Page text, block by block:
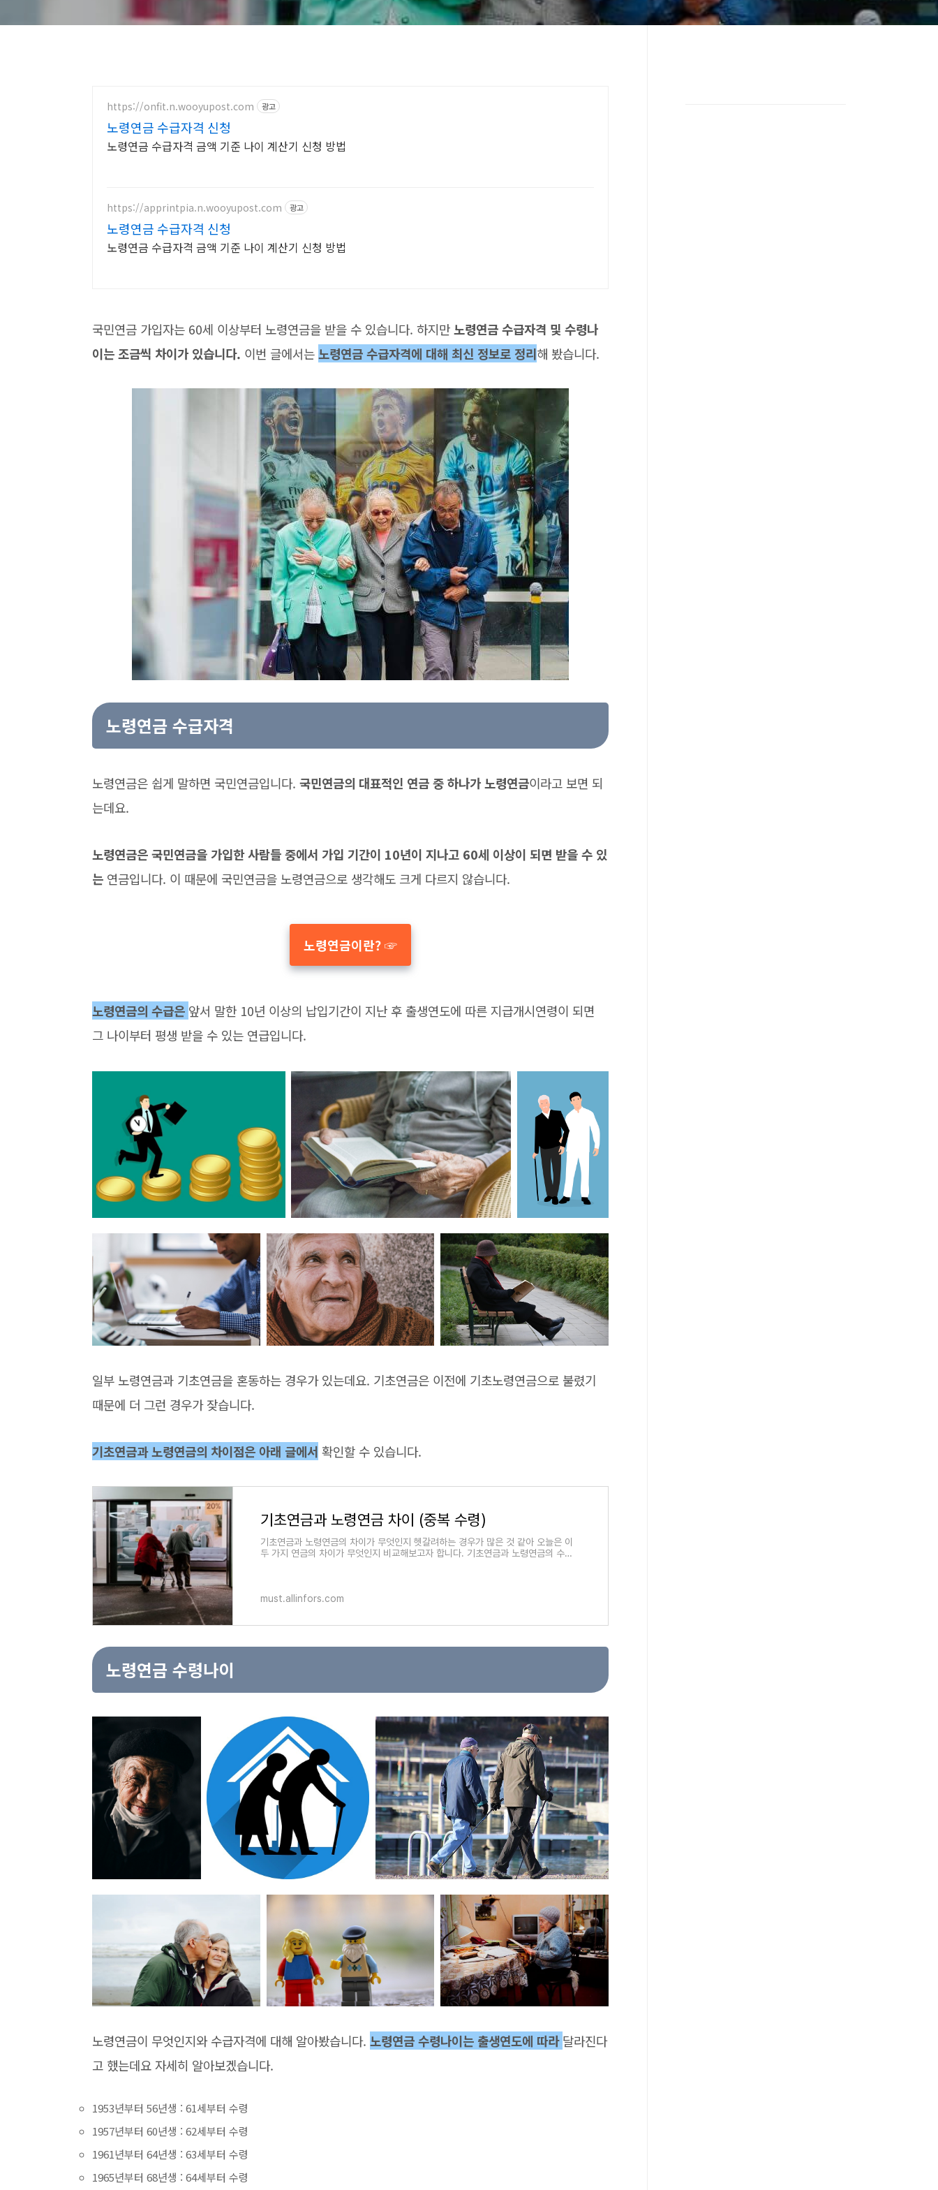
https://onfit.n.wooyupost.com 광고
노령연금 수급자격 신청
노령연금 수급자격 금액 기준 나이 계산기 신청 방법
https://apprintpia.n.wooyupost.com 광고
노령연금 수급자격 신청
노령연금 수급자격 금액 기준 나이 계산기 신청 방법
국민연금 가입자는 60세 이상부터 노령연금을 받을 수 있습니다. 하지만노령연금 수급자격 및 수령나
이는 조금씩 차이가 있습니다. 이번 글에서는노령연금 수급자격에 대해 최신 정보로 정리해 봤습니다.
노령연금 수급자격
노령연금은 쉽게 말하면 국민연금입니다. 국민연금의 대표적인 연금 중 하나가 노령연금이라고 보면 되
는데요.
노령연금은 국민연금을 가입한 사람들 중에서 가입 기간이 10년이 지나고 60세 이상이 되면 받을 수 있
는 연금입니다. 이 때문에 국민연금을 노령연금으로 생각해도 크게 다르지 않습니다.
노령연금이란? ☞
노령연금의 수급은 앞서 말한 10년 이상의 납입기간이 지난 후 출생연도에 따른 지급개시연령이 되면
그 나이부터 평생 받을 수 있는 연급입니다.
일부 노령연금과 기초연금을 혼동하는 경우가 있는데요. 기초연금은 이전에 기초노령연금으로 불렸기
때문에 더 그런 경우가 잦습니다.
기초연금과 노령연금의 차이점은 아래 글에서 확인할 수 있습니다.
기초연금과 노령연금 차이 (중복 수령)
기초연금과 노령연금의 차이가 무엇인지 헷갈려하는 경우가 많은 것 같아 오늘은 이
두 가지 연금의 차이가 무엇인지 비교해보고자 합니다. 기초연금과 노령연금의 수급
must.allinfors.com
노령연금 수령나이
노령연금이 무엇인지와 수급자격에 대해 알아봤습니다. 노령연금 수령나이는 출생연도에 따라 달라진다
고 했는데요 자세히 알아보겠습니다.
1953년부터 56년생 : 61세부터 수령
1957년부터 60년생 : 62세부터 수령
1961년부터 64년생 : 63세부터 수령
1965년부터 68년생 : 64세부터 수령